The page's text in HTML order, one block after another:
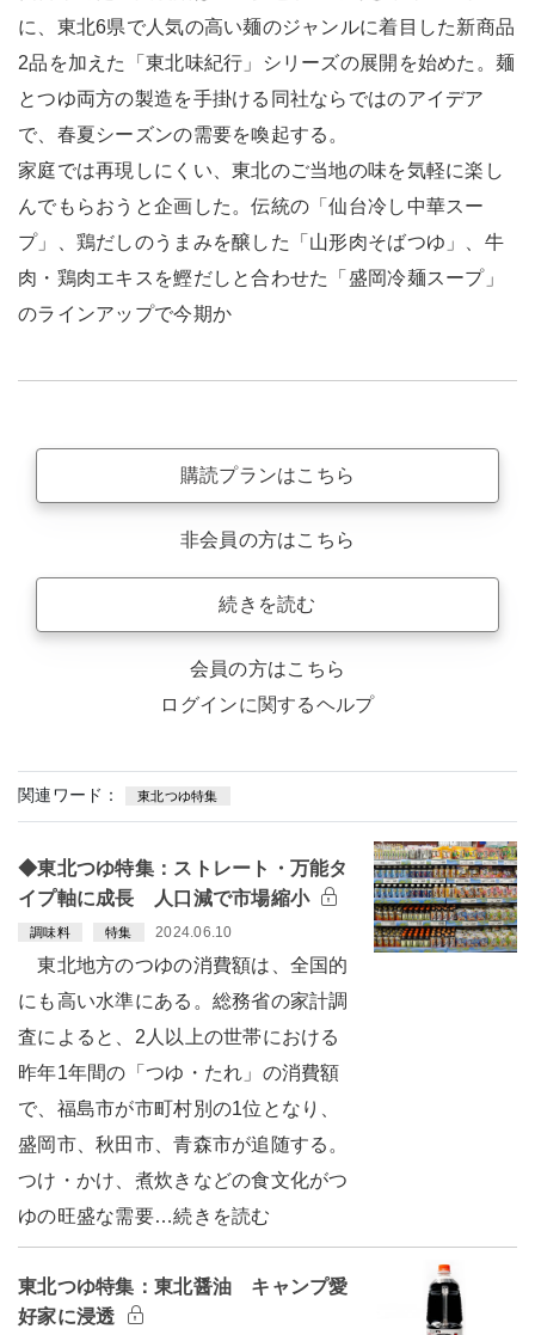
に、東北6県で人気の高い麺のジャンルに着目した新商品
2品を加えた「東北味紀行」シリーズの展開を始めた。麺
とつゆ両方の製造を手掛ける同社ならではのアイデア
で、春夏シーズンの需要を喚起する。
家庭では再現しにくい、東北のご当地の味を気軽に楽し
んでもらおうと企画した。伝統の「仙台冷し中華スー
プ」、鶏だしのうまみを醸した「山形肉そばつゆ」、牛
肉・鶏肉エキスを鰹だしと合わせた「盛岡冷麺スープ」
のラインアップで今期か
購読プランはこちら
非会員の方はこちら
続きを読む
会員の方はこちら
ログインに関するヘルプ
関連ワード： 東北つゆ特集
◆東北つゆ特集：ストレート・万能タ
イプ軸に成長 人口減で市場縮小
調味料 特集 2024.06.10
東北地方のつゆの消費額は、全国的
にも高い水準にある。総務省の家計調
査によると、2人以上の世帯における
昨年1年間の「つゆ・たれ」の消費額
で、福島市が市町村別の1位となり、
盛岡市、秋田市、青森市が追随する。
つけ・かけ、煮炊きなどの食文化がつ
ゆの旺盛な需要…続きを読む
東北つゆ特集：東北醤油 キャンプ愛
好家に浸透